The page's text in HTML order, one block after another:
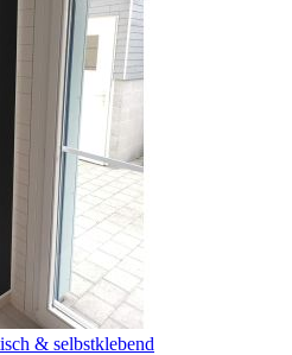
& selbstklebend